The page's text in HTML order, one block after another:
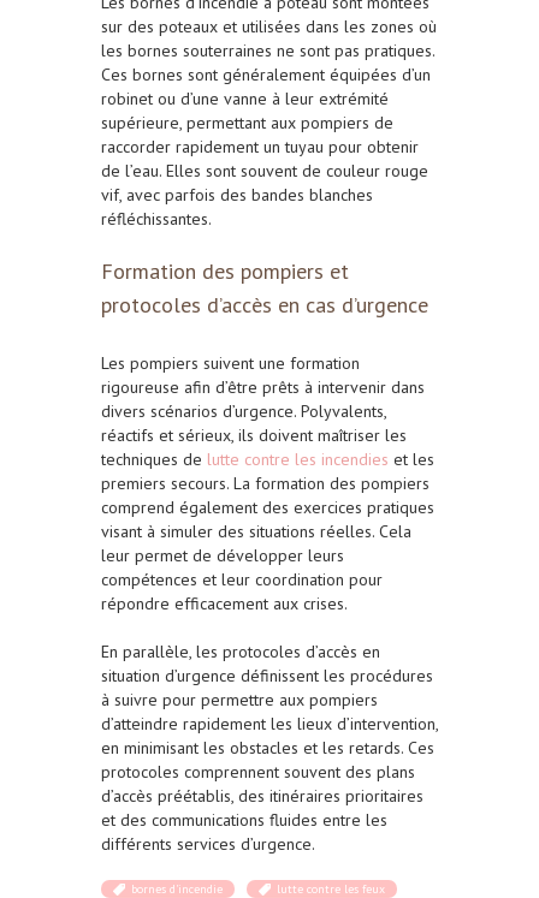
sur des poteaux et utilisées dans les zones où
les bornes souterraines ne sont pas pratiques.
Ces bornes sont généralement équipées d’un
robinet ou d’une vanne à leur extrémité
supérieure, permettant aux pompiers de
raccorder rapidement un tuyau pour obtenir
de l’eau. Elles sont souvent de couleur rouge
vif, avec parfois des bandes blanches
réfléchissantes.
Formation des pompiers et
protocoles d’accès en cas d’urgence
Les pompiers suivent une formation
rigoureuse afin d’être prêts à intervenir dans
divers scénarios d’urgence. Polyvalents,
réactifs et sérieux, ils doivent maîtriser les
techniques de lutte contre les incendies et les
premiers secours. La formation des pompiers
comprend également des exercices pratiques
visant à simuler des situations réelles. Cela
leur permet de développer leurs
compétences et leur coordination pour
répondre efficacement aux crises.
En parallèle, les protocoles d’accès en
situation d’urgence définissent les procédures
à suivre pour permettre aux pompiers
d’atteindre rapidement les lieux d’intervention,
en minimisant les obstacles et les retards. Ces
protocoles comprennent souvent des plans
d’accès préétablis, des itinéraires prioritaires
et des communications fluides entre les
différents services d’urgence.
bornes d'incendie
lutte contre les feux